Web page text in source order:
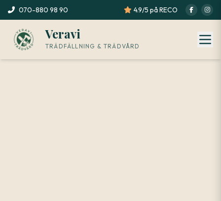
070-880 98 90 4.9/5 på RECO
Veravi
TRÄDFÄLLNING & TRÄDVÅRD